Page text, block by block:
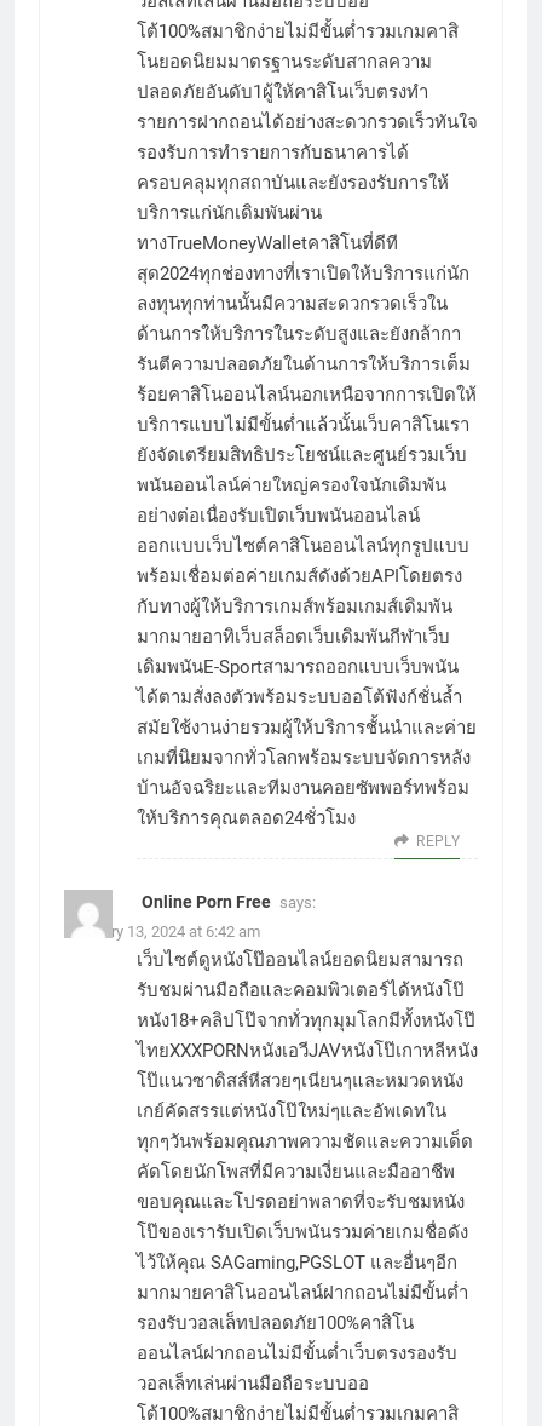
โต้100%สมาชิกง่ายไม่มีขั้นต่ำรวมเกมคาสิ
โนยอดนิยมมาตรฐานระดับสากลความ
ปลอดภัยอันดับ1ผู้ให้คาสิโนเว็บตรงทำ
รายการฝากถอนได้อย่างสะดวกรวดเร็วทันใจ
รองรับการทำรายการกับธนาคารได้
ครอบคลุมทุกสถาบันและยังรองรับการให้
บริการแก่นักเดิมพันผ่าน
ทางTrueMoneyWalletคาสิโนที่ดีที
สุด2024ทุกช่องทางที่เราเปิดให้บริการแก่นัก
ลงทุนทุกท่านนั้นมีความสะดวกรวดเร็วใน
ด้านการให้บริการในระดับสูงและยังกล้ากา
รันตีความปลอดภัยในด้านการให้บริการเต็ม
ร้อยคาสิโนออนไลน์นอกเหนือจากการเปิดให้
บริการแบบไม่มีขั้นต่ำแล้วนั้นเว็บคาสิโนเรา
ยังจัดเตรียมสิทธิประโยชน์และศูนย์รวมเว็บ
พนันออนไลน์ค่ายใหญ่ครองใจนักเดิมพัน
อย่างต่อเนื่องรับเปิดเว็บพนันออนไลน์
ออกแบบเว็บไซต์คาสิโนออนไลน์ทุกรูปแบบ
พร้อมเชื่อมต่อค่ายเกมส์ดังด้วยAPIโดยตรง
กับทางผู้ให้บริการเกมส์พร้อมเกมส์เดิมพัน
มากมายอาทิเว็บสล็อตเว็บเดิมพันกีฬาเว็บ
เดิมพนันE-Sportสามารถออกแบบเว็บพนัน
ได้ตามสั่งลงตัวพร้อมระบบออโต้ฟังก์ชั่นล้ำ
สมัยใช้งานง่ายรวมผู้ให้บริการชั้นนำและค่าย
เกมที่นิยมจากทั่วโลกพร้อมระบบจัดการหลัง
บ้านอัจฉริยะและทีมงานคอยซัพพอร์ทพร้อม
ให้บริการคุณตลอด24ชั่วโมง
REPLY
Online Porn Free says:
February 13, 2024 at 6:42 am
เว็บไซต์ดูหนังโป๊ออนไลน์ยอดนิยมสามารถ
รับชมผ่านมือถือและคอมพิวเตอร์ได้หนังโป๊
หนัง18+คลิปโป๊จากทั่วทุกมุมโลกมีทั้งหนังโป๊
ไทยXXXPORNหนังเอวีJAVหนังโป๊เกาหลีหนัง
โป๊แนวซาดิสส์หีสวยๆเนียนๆและหมวดหนัง
เกย์คัดสรรแต่หนังโป๊ใหม่ๆและอัพเดทใน
ทุกๆวันพร้อมคุณภาพความชัดและความเด็ด
คัดโดยนักโพสที่มีความเงี่ยนและมืออาชีพ
ขอบคุณและโปรดอย่าพลาดที่จะรับชมหนัง
โป๊ของเรารับเปิดเว็บพนันรวมค่ายเกมชื่อดัง
ไว้ให้คุณ SAGaming,PGSLOT และอื่นๆอีก
มากมายคาสิโนออนไลน์ฝากถอนไม่มีขั้นต่ำ
รองรับวอลเล็ทปลอดภัย100%คาสิโน
ออนไลน์ฝากถอนไม่มีขั้นต่ำเว็บตรงรองรับ
วอลเล็ทเล่นผ่านมือถือระบบออ
โต้100%สมาชิกง่ายไม่มีขั้นต่ำรวมเกมคาสิ